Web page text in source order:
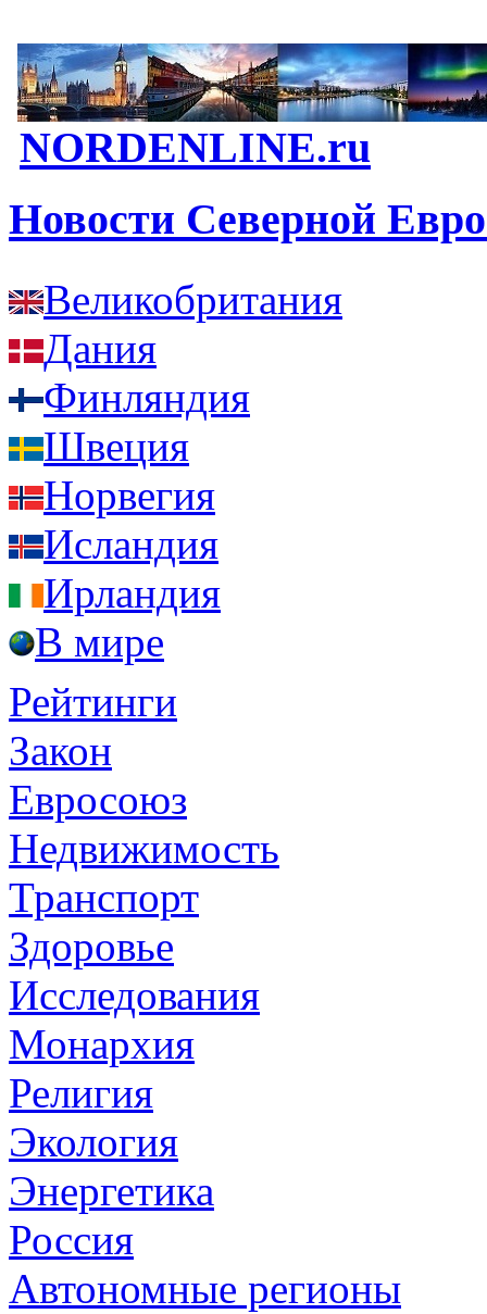
NORDENLINE.ru
Новости Северной
Великобритания
Дания
Финляндия
Швеция
Норвегия
Исландия
Ирландия
В мире
Рейтинги
Закон
Евросоюз
Недвижимость
Транспорт
Здоровье
Исследования
Монархия
Религия
Экология
Энергетика
Россия
Автономные регионы